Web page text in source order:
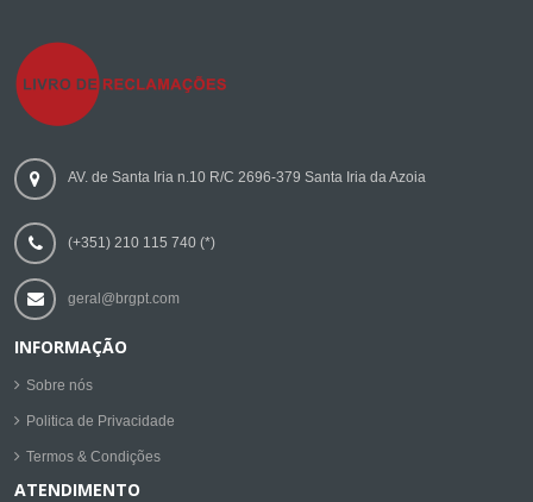
AV. de Santa Iria n.10 R/C 2696-379 Santa Iria da Azoia
(+351) 210 115 740 (*)
geral@brgpt.com
INFORMAÇÃO
Sobre nós
Politica de Privacidade
Termos & Condições
ATENDIMENTO